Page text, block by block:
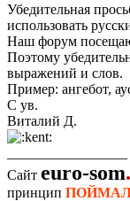
Убедительная
использовать
Наш форум
Поэтому
выражений и слов.
Пример: ангебот,
С ув.
Виталий Д.
Сайт euro-som.
принцип ПОЙМАЛ-